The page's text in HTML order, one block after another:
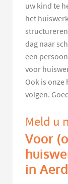
uw kind te
het
dag naar
een
voor
Ook is
volgen.
Meld u
Voor
in